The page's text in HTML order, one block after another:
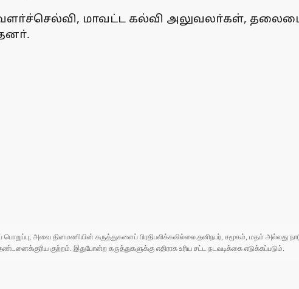
மாவட்ட கல்வி அலுவலா்கள்,
பொறுப்பு; அவை தினமணியின் கருத்துகளைப் பிரதிபலிக்கவில்லை.தனிநபர், சமூகம், மதம் அல்லது
குற்றம். இதுபோன்ற கருத்துகளுக்கு எதிராக உரிய சட்ட நடவடிக்கை எடுக்கப்படும்.